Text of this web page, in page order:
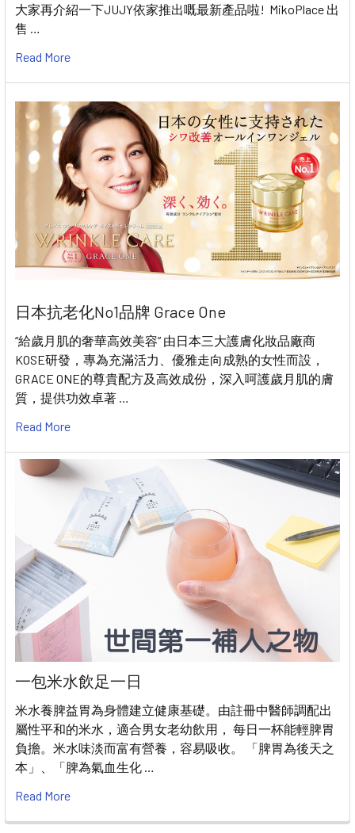
大家再介紹一下JUJY依家推出嘅最新產品啦! MikoPlace 出
售 …
Read More
日本抗老化No1品牌 Grace One
“給歲月肌的奢華高效美容” 由日本三大護膚化妝品廠商
KOSE研發，專為充滿活力、優雅走向成熟的女性而設，
GRACE ONE的尊貴配方及高效成份，深入呵護歲月肌的膚
質，提供功效卓著 …
Read More
一包米水飲足一日
米水養脾益胃為身體建立健康基礎。由註冊中醫師調配出
屬性平和的米水，適合男女老幼飲用， 每日一杯能輕脾胃
負擔。米水味淡而富有營養，容易吸收。 「脾胃為後天之
本」、「脾為氣血生化 …
Read More